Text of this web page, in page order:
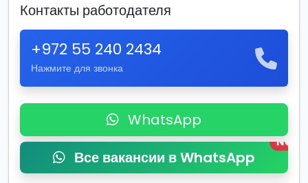
Контакты работодателя
+972 55 240 2434
Нажмите для звонка
WhatsApp
Все вакансии в WhatsApp
New